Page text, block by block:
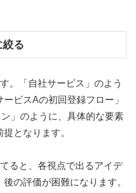
絞る
。「自社サービス」のよう
ビスAの初回登録フロー」
」のように、具体的な要素
となります。
ると、各視点で出るアイデ
の評価が困難になります。